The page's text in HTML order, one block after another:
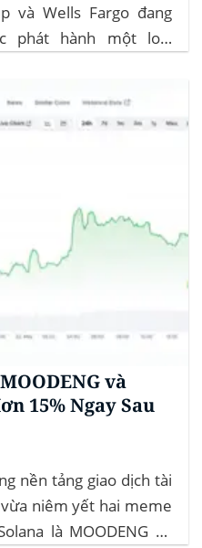
và Wells Fargo đang
phát hành một loại
và
15% Ngay Sau
nền tảng giao dịch tài
niêm yết hai meme
là MOODENG và